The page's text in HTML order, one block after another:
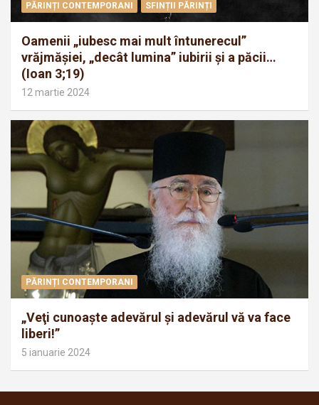
PĂRINȚI CONTEMPORANI SFINȚII PĂRINȚI
Oamenii „iubesc mai mult întunerecul”
vrăjmăşiei, „decât lumina” iubirii şi a păcii…
(Ioan 3;19)
12 martie 2024
PĂRINȚI CONTEMPORANI
„Veţi cunoaşte adevărul şi adevărul vă va face
liberi!”
5 ianuarie 2024